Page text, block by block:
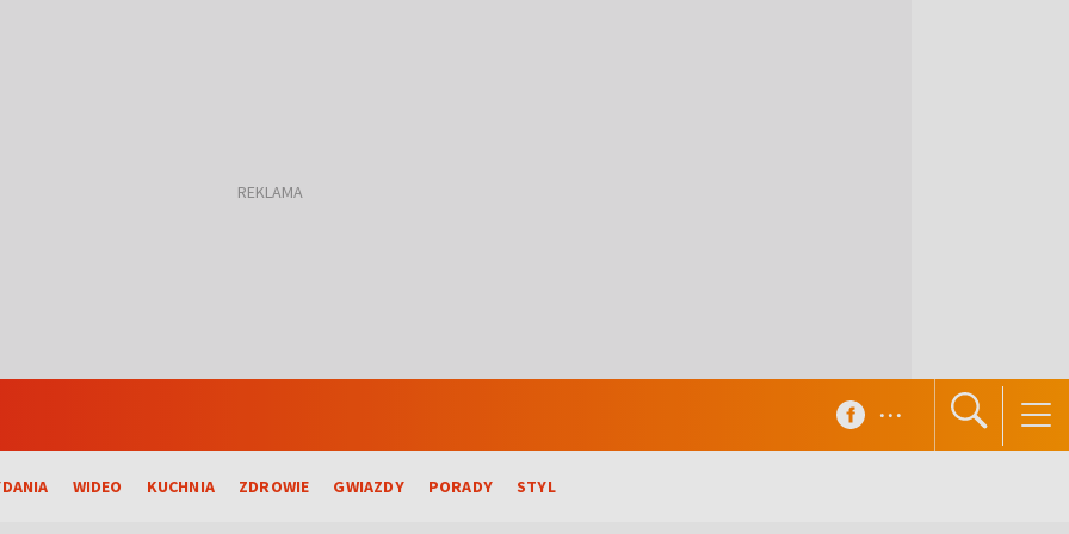
WIDEO KUCHNIA ZDROWIE GWIAZDY PORADY STYL
...